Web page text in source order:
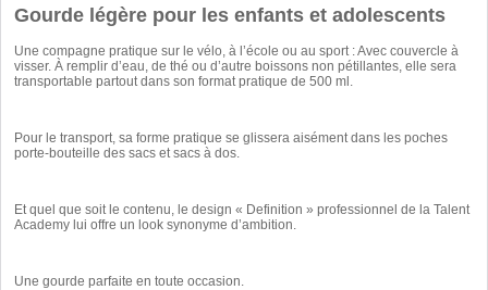
Gourde légère pour les enfants et adolescents
Une compagne pratique sur le vélo, à l’école ou au sport : Avec couvercle à
visser. À remplir d’eau, de thé ou d’autre boissons non pétillantes, elle sera
transportable partout dans son format pratique de 500 ml.
Pour le transport, sa forme pratique se glissera aisément dans les poches
porte-bouteille des sacs et sacs à dos.
Et quel que soit le contenu, le design « Definition » professionnel de la Talent
Academy lui offre un look synonyme d’ambition.
Une gourde parfaite en toute occasion.